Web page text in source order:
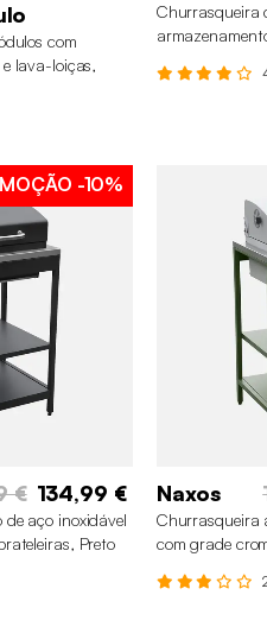
com
lava-loiças,
Churrasqueira
-10%
€ 134,99 €
aço inoxidável
Preto
Naxos
Churrasqueira
com grade